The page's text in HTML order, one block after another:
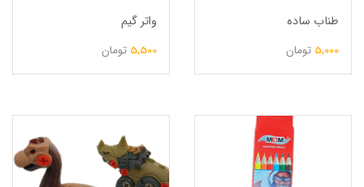
طناب ساده
5,000 تومان
واتر گیم
5,500 تومان